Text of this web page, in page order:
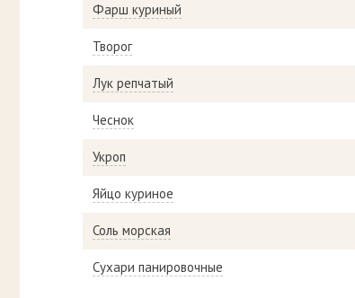
Фарш куриный
Творог
Лук репчатый
Чеснок
Укроп
Яйцо куриное
Соль морская
Сухари панировочные